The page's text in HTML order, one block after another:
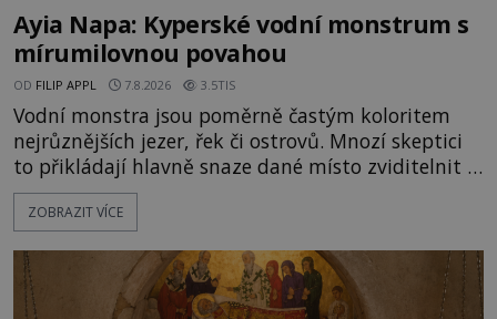
Ayia Napa: Kyperské vodní monstrum s
mírumilovnou povahou
OD FILIP APPL 7.8.2026 3.5TIS
Vodní monstra jsou poměrně častým koloritem
nejrůznějších jezer, řek či ostrovů. Mnozí skeptici
to přikládají hlavně snaze dané místo zviditelnit a
přitáhnout k němu pozornost záhadám
nakloněných turistů. Je to také případ kyperského
legendami o něm ukrývat nějaký pravdivý základ?
V blízkosti Mysu Greco, jak se přez
ZOBRAZIT VÍCE